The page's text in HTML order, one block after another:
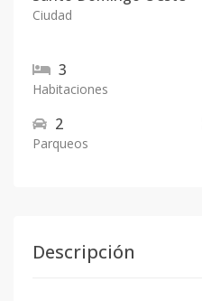
Ciudad
3
Habitaciones
2
Parqueos
Descripción